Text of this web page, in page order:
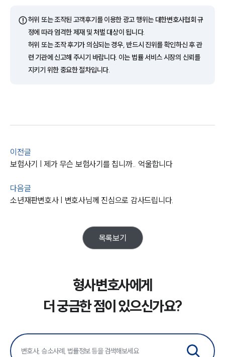
업무분야
형사그룹 업무
전체
언론보도
법률서식
뉴스레터/브로슈어
대륜법률상담예약
⚠️허위 또는 조작된 고객후기를 이용한 광고 행위는 대한변호사협회 규
정에 따라 엄격한 제재 및 처벌 대상이 됩니다.
허위 또는 조작 후기가 의심되는 경우, 반드시 진위를 확인하신 후 관
련 기관에 신고해 주시기 바랍니다. 이는 법률 서비스 시장의 신뢰를
지키기 위한 중요한 절차입니다.
이전글
보험사기 | 제가 무슨 보험사기를 칩니까.. 억울합니다
다음글
소년재판변호사 | 변호사님께 진심으로 감사드립니다.
목록보기
형사변호사에게
더 궁금한 점이 있으신가요?